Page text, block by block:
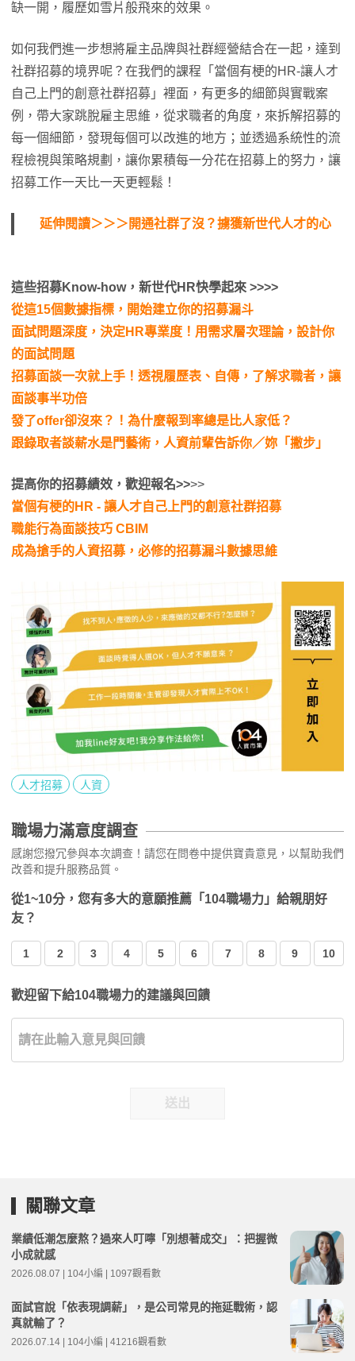
缺一開，履歷如雪片般飛來的效果。
如何我們進一步想將雇主品牌與社群經營結合在一起，達到
社群招募的境界呢？在我們的課程「當個有梗的HR-讓人才
自己上門的創意社群招募」裡面，有更多的細節與實戰案
例，帶大家跳脫雇主思維，從求職者的角度，來拆解招募的
每一個細節，發現每個可以改進的地方；並透過系統性的流
程檢視與策略規劃，讓你累積每一分花在招募上的努力，讓
招募工作一天比一天更輕鬆！
延伸閱讀＞＞＞開通社群了沒？擄獲新世代人才的心
這些招募Know-how，新世代HR快學起來 >>>>
從這15個數據指標，開始建立你的招募漏斗
面試問題深度，決定HR專業度！用需求層次理論，設計你
的面試問題
招募面談一次就上手！透視履歷表、自傳，了解求職者，讓
面談事半功倍
發了offer卻沒來？！為什麼報到率總是比人家低？
跟錄取者談薪水是門藝術，人資前輩告訴你／妳「撇步」
提高你的招募績效 ， 歡迎報名>>>>
當個有梗的HR - 讓人才自己上門的創意社群招募
職能行為面談技巧 CBIM
成為搶手的人資招募，必修的招募漏斗數據思維
人才招募 人資
職場力滿意度調查
感謝您撥冗參與本次調查！請您在問卷中提供寶貴意見，以幫助我們
改善和提升服務品質。
從1~10分，您有多大的意願推薦「104職場力」給親朋好
友？
1 2 3 4 5 6 7 8 9 10
歡迎留下給104職場力的建議與回饋
送出
關聯文章
業績低潮怎麼熬？過來人叮嚀「別想著成交」：把握微
小成就感
2026.08.07 | 104小編 | 1097觀看數
面試官說「依表現調薪」，是公司常見的拖延戰術，認
真就輸了？
2026.07.14 | 104小編 | 41216觀看數